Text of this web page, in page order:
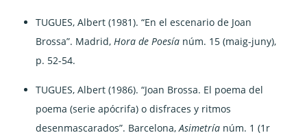
TUGUES, Albert (1981). “En el escenario de Joan
Brossa”. Madrid,Hora de Poesía núm. 15 (maig-juny),
p. 52-54.
TUGUES, Albert (1986). “Joan Brossa. El poema del
poema (serie apócrifa) o disfraces y ritmos
desenmascarados”. Barcelona,Asimetría núm. 1 (1r